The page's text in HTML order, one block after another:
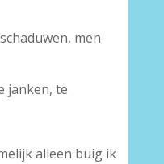
men
janken, te
alleen buig ik